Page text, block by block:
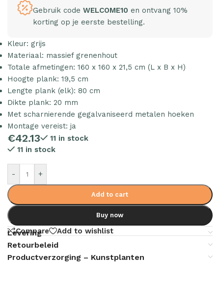
Gebruik code WELCOME10 en ontvang 10%
korting op je eerste bestelling.
Kleur: grijs
Materiaal: massief grenenhout
Totale afmetingen: 160 x 160 x 21,5 cm (L x B x H)
Hoogte plank: 19,5 cm
Lengte plank (elk): 80 cm
Dikte plank: 20 mm
Met scharnierende gegalvaniseerd metalen hoeken
Montage vereist: ja
€42.13
11 in stock
11 in stock
- +
Add to cart
Buy now
Compare Add to wishlist
Levering
Retourbeleid
Productverzorging – Kunstplanten